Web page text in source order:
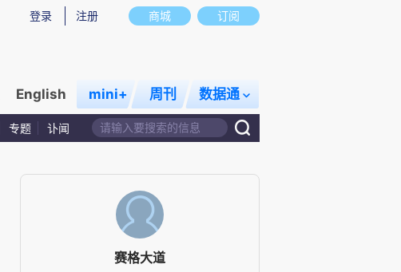
商城 订阅
登录 注册
English mini+ 周刊 数据通
专题 讣闻
赛格大道